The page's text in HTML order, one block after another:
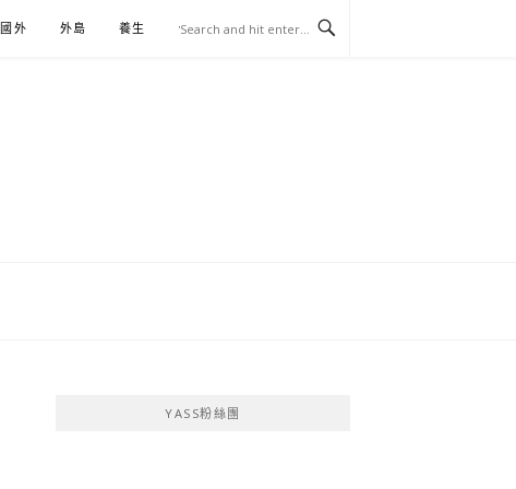
國外 外島 養生 伴手禮
YASS粉絲團